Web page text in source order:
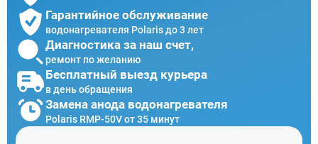
Гарантийное обслуживание
водонагревателя Polaris до 3 лет
Диагностика за наш счет,
ремонт по желанию
Бесплатный выезд курьера
в день обращения
Замена анода водонагревателя
Polaris RMP-50V от 35 минут